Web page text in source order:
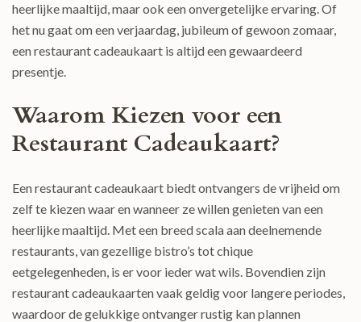
heerlijke maaltijd, maar ook een onvergetelijke ervaring. Of
het nu gaat om een verjaardag, jubileum of gewoon zomaar,
een restaurant cadeaukaart is altijd een gewaardeerd
presentje.
Waarom Kiezen voor een
Restaurant Cadeaukaart?
Een restaurant cadeaukaart biedt ontvangers de vrijheid om
zelf te kiezen waar en wanneer ze willen genieten van een
heerlijke maaltijd. Met een breed scala aan deelnemende
restaurants, van gezellige bistro’s tot chique
eetgelegenheden, is er voor ieder wat wils. Bovendien zijn
restaurant cadeaukaarten vaak geldig voor langere periodes,
waardoor de gelukkige ontvanger rustig kan plannen